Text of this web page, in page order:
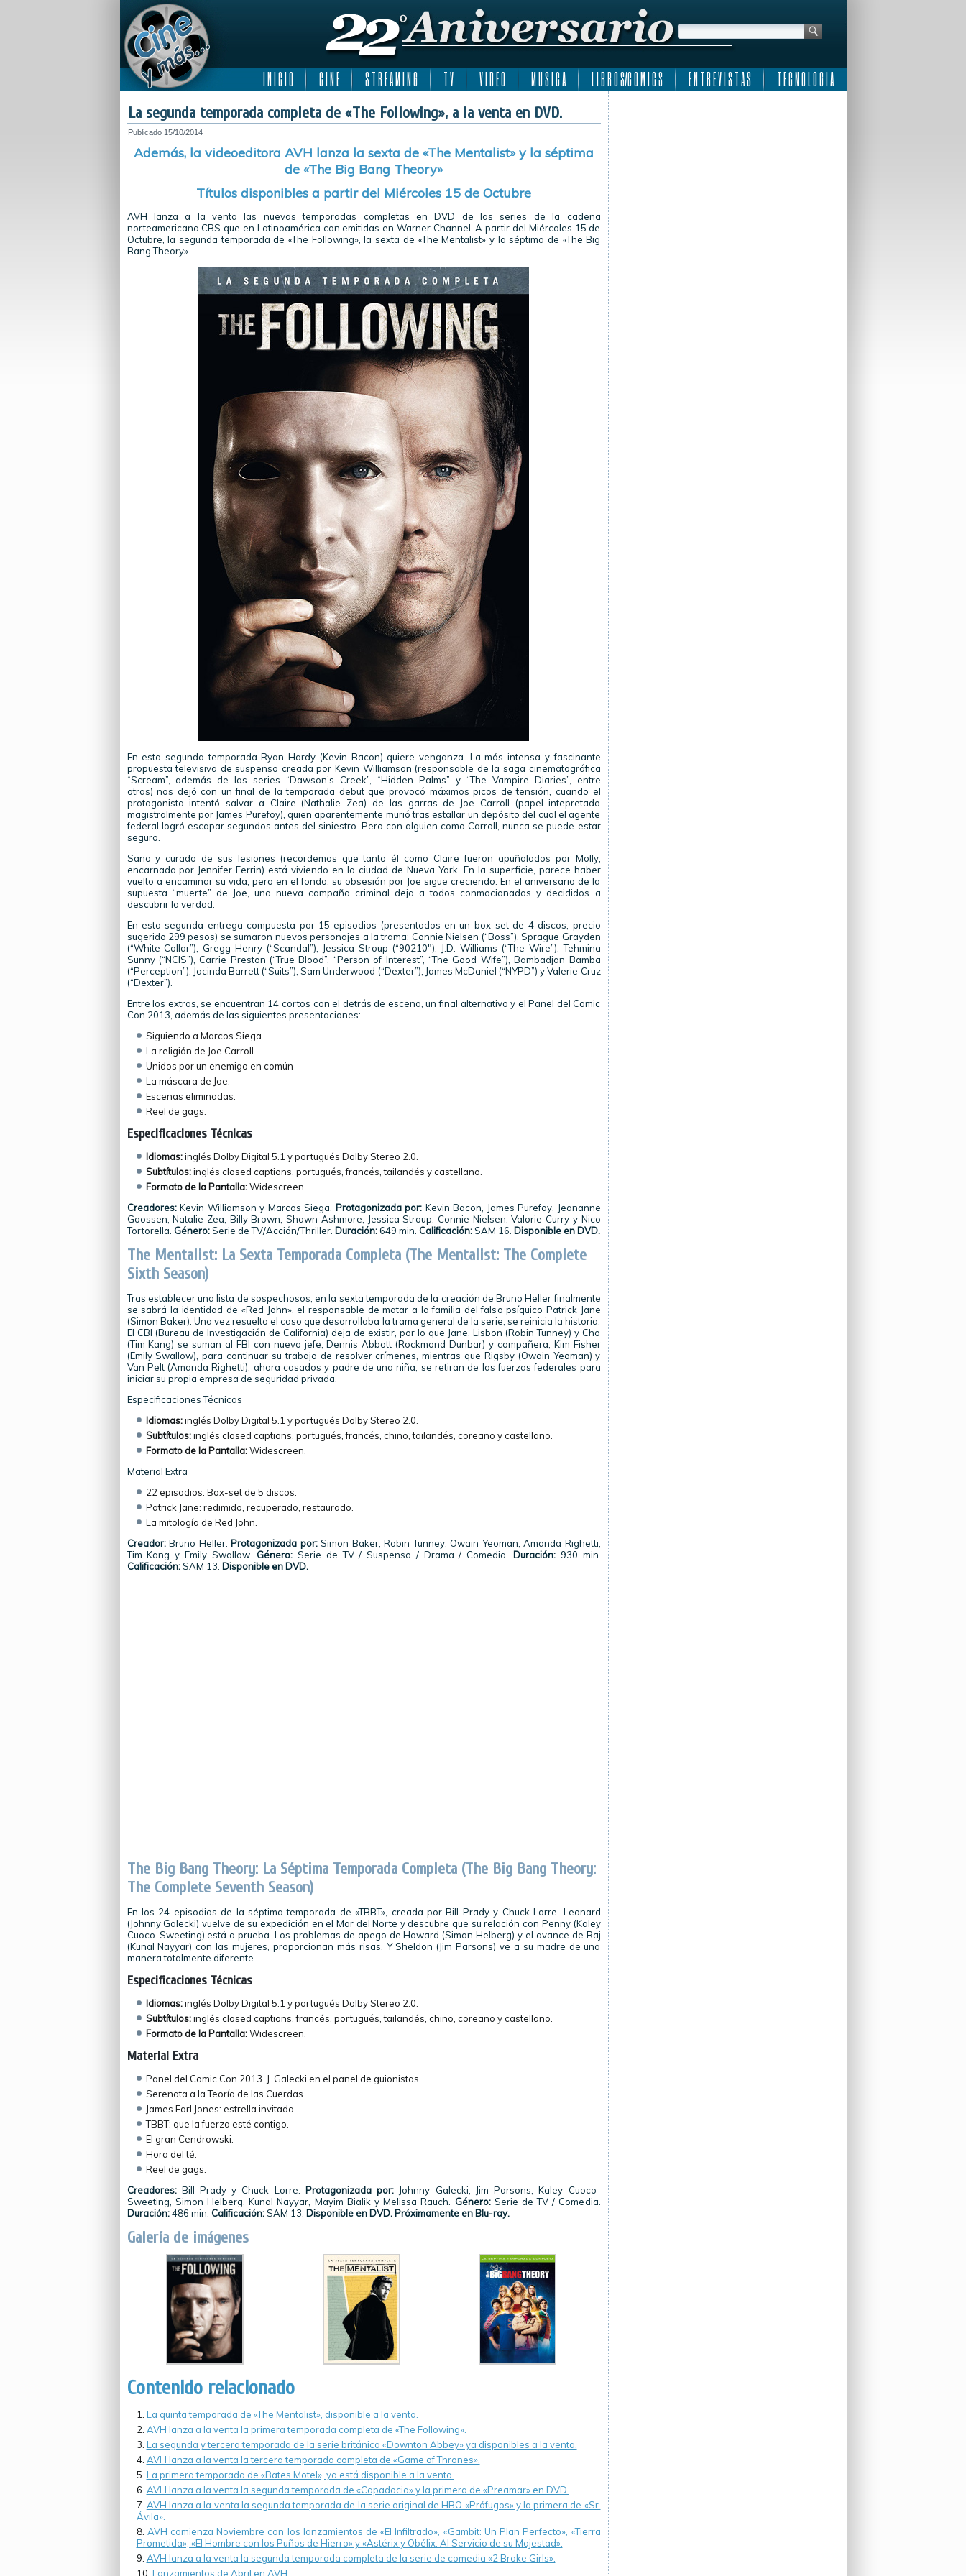
I N I C I O C I N E S T R E A M I N G T V V I D E O M U S I C A L I B R O S/C O M I C S E N T R E V I S T A S T E C N O L O G I A
La segunda temporada completa de «The Following», a la venta en DVD.
Publicado 15/10/2014
Además, la videoeditora AVH lanza la sexta de «The Mentalist» y la séptima
de «The Big Bang Theory»
Títulos disponibles a partir del Miércoles 15 de Octubre
AVH lanza a la venta las nuevas temporadas completas en DVD de las series de la cadena
norteamericana CBS que en Latinoamérica con emitidas en Warner Channel. A partir del Miércoles 15 de
Octubre, la segunda temporada de «The Following», la sexta de «The Mentalist» y la séptima de «The Big
Bang Theory».
En esta segunda temporada Ryan Hardy (Kevin Bacon) quiere venganza. La más intensa y fascinante
propuesta televisiva de suspenso creada por Kevin Williamson (responsable de la saga cinematográfica
“Scream”, además de las series “Dawson’s Creek”, “Hidden Palms” y “The Vampire Diaries”, entre
otras) nos dejó con un final de la temporada debut que provocó máximos picos de tensión, cuando el
protagonista intentó salvar a Claire (Nathalie Zea) de las garras de Joe Carroll (papel intepretado
magistralmente por James Purefoy), quien aparentemente murió tras estallar un depósito del cual el agente
federal logró escapar segundos antes del siniestro. Pero con alguien como Carroll, nunca se puede estar
seguro.
Sano y curado de sus lesiones (recordemos que tanto él como Claire fueron apuñalados por Molly,
encarnada por Jennifer Ferrin) está viviendo en la ciudad de Nueva York. En la superficie, parece haber
vuelto a encaminar su vida, pero en el fondo, su obsesión por Joe sigue creciendo. En el aniversario de la
supuesta “muerte” de Joe, una nueva campaña criminal deja a todos conmocionados y decididos a
descubrir la verdad.
En esta segunda entrega compuesta por 15 episodios (presentados en un box-set de 4 discos, precio
sugerido 299 pesos) se sumaron nuevos personajes a la trama: Connie Nielsen (“Boss”), Sprague Grayden
(“White Collar”), Gregg Henry (“Scandal”), Jessica Stroup (“90210″), J.D. Williams (“The Wire”), Tehmina
Sunny (“NCIS”), Carrie Preston (“True Blood”, “Person of Interest”, “The Good Wife”), Bambadjan Bamba
(“Perception”), Jacinda Barrett (“Suits”), Sam Underwood (“Dexter”), James McDaniel (“NYPD”) y Valerie Cruz
(“Dexter”).
Entre los extras, se encuentran 14 cortos con el detrás de escena, un final alternativo y el Panel del Comic
Con 2013, además de las siguientes presentaciones:
Siguiendo a Marcos Siega
La religión de Joe Carroll
Unidos por un enemigo en común
La máscara de Joe.
Escenas eliminadas.
Reel de gags.
Especificaciones Técnicas
Idiomas:inglés Dolby Digital 5.1 y portugués Dolby Stereo 2.0.
Subtítulos:inglés closed captions, portugués, francés, tailandés y castellano.
Formato de la Pantalla:Widescreen.
Creadores:Kevin Williamson y Marcos Siega. Protagonizada por: Kevin Bacon, James Purefoy, Jeananne
Goossen, Natalie Zea, Billy Brown, Shawn Ashmore, Jessica Stroup, Connie Nielsen, Valorie Curry y Nico
Tortorella. Género:Serie de TV/Acción/Thriller. Duración:649 min. Calificación:SAM 16. Disponible en DVD.
The Mentalist: La Sexta Temporada Completa (The Mentalist: The Complete
Sixth Season)
Tras establecer una lista de sospechosos, en la sexta temporada de la creación de Bruno Heller finalmente
se sabrá la identidad de «Red John», el responsable de matar a la familia del falso psíquico Patrick Jane
(Simon Baker). Una vez resuelto el caso que desarrollaba la trama general de la serie, se reinicia la historia.
El CBI (Bureau de Investigación de California) deja de existir, por lo que Jane, Lisbon (Robin Tunney) y Cho
(Tim Kang) se suman al FBI con nuevo jefe, Dennis Abbott (Rockmond Dunbar) y compañera, Kim Fisher
(Emily Swallow), para continuar su trabajo de resolver crímenes, mientras que Rigsby (Owain Yeoman) y
Van Pelt (Amanda Righetti), ahora casados y padre de una niña, se retiran de las fuerzas federales para
iniciar su propia empresa de seguridad privada.
Especificaciones Técnicas
Idiomas:inglés Dolby Digital 5.1 y portugués Dolby Stereo 2.0.
Subtítulos:inglés closed captions, portugués, francés, chino, tailandés, coreano y castellano.
Formato de la Pantalla:Widescreen.
Material Extra
22 episodios. Box-set de 5 discos.
Patrick Jane: redimido, recuperado, restaurado.
La mitología de Red John.
Creador:Bruno Heller. Protagonizada por:Simon Baker, Robin Tunney, Owain Yeoman, Amanda Righetti,
Tim Kang y Emily Swallow.Género: Serie de TV / Suspenso / Drama / Comedia. Duración:930 min.
Calificación:SAM 13. Disponible en DVD.
The Big Bang Theory: La Séptima Temporada Completa (The Big Bang Theory:
The Complete Seventh Season)
En los 24 episodios de la séptima temporada de «TBBT», creada por Bill Prady y Chuck Lorre, Leonard
(Johnny Galecki) vuelve de su expedición en el Mar del Norte y descubre que su relación con Penny (Kaley
Cuoco-Sweeting) está a prueba. Los problemas de apego de Howard (Simon Helberg) y el avance de Raj
(Kunal Nayyar) con las mujeres, proporcionan más risas. Y Sheldon (Jim Parsons) ve a su madre de una
manera totalmente diferente.
Especificaciones Técnicas
Idiomas:inglés Dolby Digital 5.1 y portugués Dolby Stereo 2.0.
Subtítulos:inglés closed captions, francés, portugués, tailandés, chino, coreano y castellano.
Formato de la Pantalla:Widescreen.
Material Extra
Panel del Comic Con 2013. J. Galecki en el panel de guionistas.
Serenata a la Teoría de las Cuerdas.
James Earl Jones: estrella invitada.
TBBT: que la fuerza esté contigo.
El gran Cendrowski.
Hora del té.
Reel de gags.
Creadores:Bill Prady y Chuck Lorre. Protagonizada por: Johnny Galecki, Jim Parsons, Kaley Cuoco-
Sweeting, Simon Helberg, Kunal Nayyar, Mayim Bialik y Melissa Rauch. Género:Serie de TV / Comedia.
Duración:486 min. Calificación:SAM 13. Disponible en DVD. Próximamente en Blu-ray.
Galería de imágenes
Contenido relacionado
La quinta temporada de «The Mentalist», disponible a la venta.
AVH lanza a la venta la primera temporada completa de «The Following».
La segunda y tercera temporada de la serie británica «Downton Abbey» ya disponibles a la venta.
AVH lanza a la venta la tercera temporada completa de «Game of Thrones».
La primera temporada de «Bates Motel», ya está disponible a la venta.
AVH lanza a la venta la segunda temporada de «Capadocia» y la primera de «Preamar» en DVD.
AVH lanza a la venta la segunda temporada de la serie original de HBO «Prófugos» y la primera de «Sr.
Ávila».
AVH comienza Noviembre con los lanzamientos de «El Infiltrado», «Gambit: Un Plan Perfecto», «Tierra
Prometida», «El Hombre con los Puños de Hierro» y «Astérix y Obélix: Al Servicio de su Majestad».
AVH lanza a la venta la segunda temporada completa de la serie de comedia «2 Broke Girls».
Lanzamientos de Abril en AVH.